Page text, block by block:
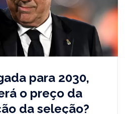
para 2030,
o preço da
da seleção?